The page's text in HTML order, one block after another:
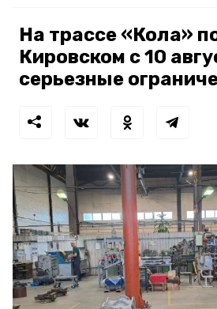
На трассе «Кола»
Кировском с 10
серьезные